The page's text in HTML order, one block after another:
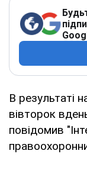
В результаті
вівторок
повідомив